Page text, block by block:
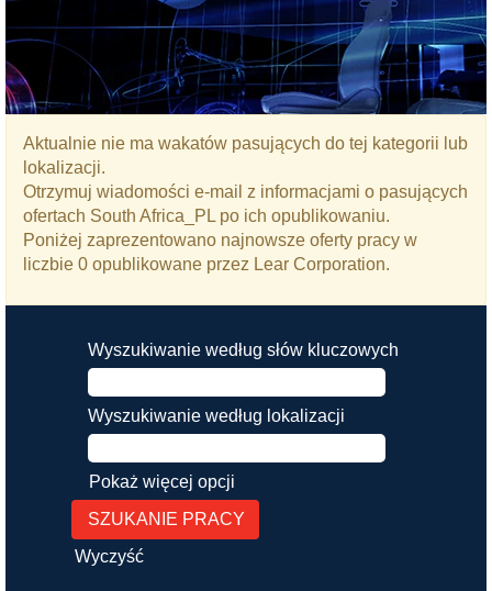
Aktualnie nie ma wakatów pasujących do tej kategorii lub
lokalizacji.
Otrzymuj wiadomości e-mail z informacjami o pasujących
ofertach South Africa_PL po ich opublikowaniu.
Poniżej zaprezentowano najnowsze oferty pracy w
liczbie 0 opublikowane przez Lear Corporation.
Wyszukiwanie według słów kluczowych
Wyszukiwanie według lokalizacji
Pokaż więcej opcji
Wyczyść